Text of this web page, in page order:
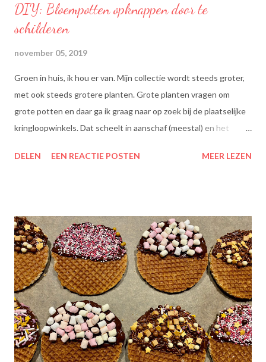
DIY: Bloempotten opknappen door te
schilderen
november 05, 2019
Groen in huis, ik hou er van. Mijn collectie wordt steeds groter,
met ook steeds grotere planten. Grote planten vragen om
grote potten en daar ga ik graag naar op zoek bij de plaatselijke
kringloopwinkels. Dat scheelt in aanschaf (meestal) en het
voor onze planeet, nietwaar?
DELEN EEN REACTIE POSTEN MEER LEZEN